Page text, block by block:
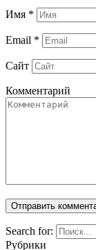
Имя *
Email *
Сайт
Комментарий
Search for:
Рубрики